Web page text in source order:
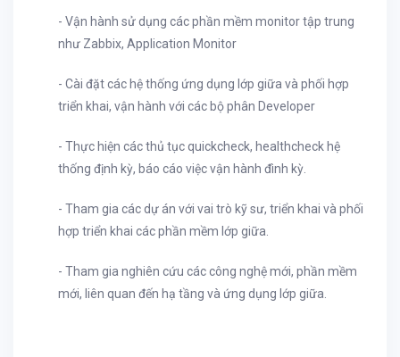
- Vận hành sử dụng các phần mềm monitor tập trung
như Zabbix, Application Monitor
- Cài đặt các hệ thống ứng dụng lớp giữa và phối hợp
triển khai, vận hành với các bộ phân Developer
- Thực hiện các thủ tục quickcheck, healthcheck hệ
thống định kỳ, báo cáo việc vận hành đình kỳ.
- Tham gia các dự án với vai trò kỹ sư, triển khai và phối
hợp triển khai các phần mềm lớp giữa.
- Tham gia nghiên cứu các công nghệ mới, phần mềm
mới, liên quan đến hạ tầng và ứng dụng lớp giữa.